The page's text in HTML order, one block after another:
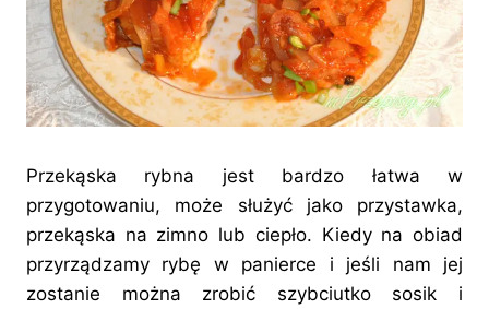
Przekąska rybna jest bardzo łatwa w
przygotowaniu, może służyć jako przystawka,
przekąska na zimno lub ciepło. Kiedy na obiad
przyrządzamy rybę w panierce i jeśli nam jej
zostanie można zrobić szybciutko sosik i